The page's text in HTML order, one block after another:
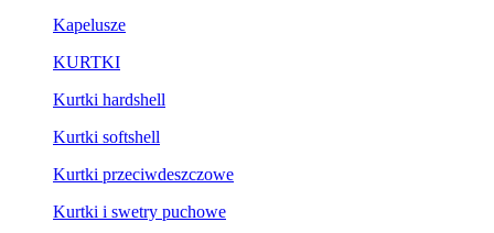
Kapelusze
KURTKI
Kurtki hardshell
Kurtki softshell
Kurtki przeciwdeszczowe
Kurtki i swetry puchowe